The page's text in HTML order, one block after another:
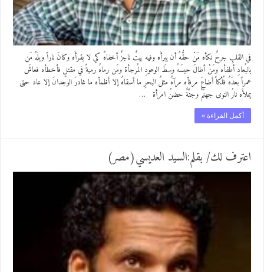
في القلبِ جرحٌ نكأه مَنْ حقُّهُ أن يبرأَه وفيه بيتٌ ناجزٌ أخفاهُ كي لا يقرأَه وكانَ ناراً ويلَهُ مَن
بالبُعادِ أطفأه ومَنْ أطالَ حبسَهُ وسطَ الوعودِ المُرجأة ومَن رماهُ رميةً في مقتلٍ فأخطأه فعاشَ
عمراً بعدَهُ فُلْكاً أضاعَ مرفأه مرآهُ مثلُ البحرِ ما أسقاهُ إلا أظمأه ما غادرَ الوجدانَ إلا عاد حتى
يملأَه نارُ النوى جهنّمٌ وجنَّةٌ حضنُ امرأة …
أكمل القراءة »
اعترف لك/ بقلم:السيد العديسي(مصر)